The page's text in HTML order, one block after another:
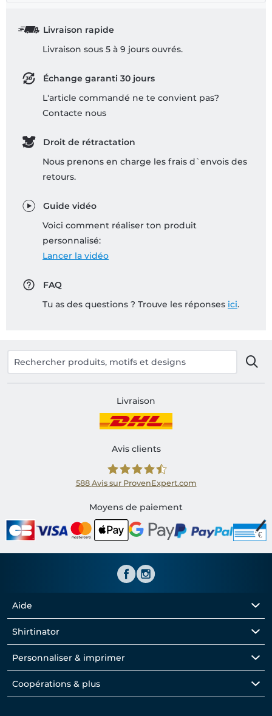
Livraison rapide
Livraison sous 5 à 9 jours ouvrés.
Échange garanti 30 jours
L'article commandé ne te convient pas?
Contacte nous
Droit de rétractation
Nous prenons en charge les frais d`envois des
retours.
Guide vidéo
Voici comment réaliser ton produit
personnalisé:
Lancer la vidéo
FAQ
Tu as des questions ? Trouve les réponses ici.
Livraison
Avis clients
Shirtinator FR
588 Avis sur ProvenExpert.com
Moyens de paiement
Aide
Shirtinator
Personnaliser & imprimer
Coopérations & plus